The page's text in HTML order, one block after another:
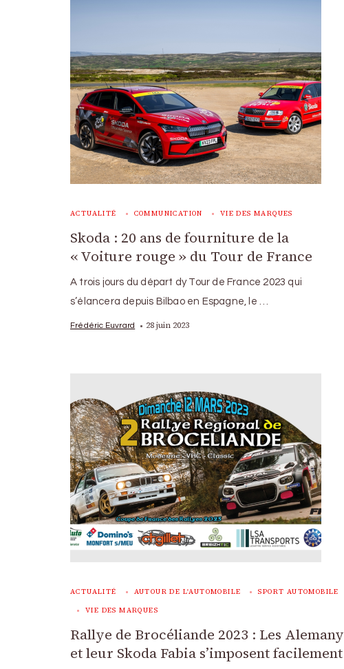
ACTUALITÉ COMMUNICATION VIE DES MARQUES
Skoda : 20 ans de fourniture de la
« Voiture rouge » du Tour de France
A trois jours du départ dy Tour de France 2023 qui
s’élancera depuis Bilbao en Espagne, le …
Frédéric Euvrard 28 juin 2023
ACTUALITÉ AUTOUR DE L'AUTOMOBILE SPORT AUTOMOBILE
VIE DES MARQUES
Rallye de Brocéliande 2023 : Les Alemany
et leur Skoda Fabia s’imposent facilement